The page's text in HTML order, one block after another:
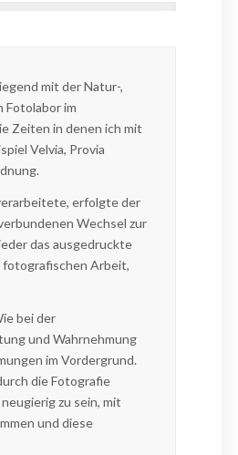
mit der Natur-,
Fotolabor im
Zeiten in denen ich mit
Velvia, Provia
erfolgte der
Wechsel zur
das ausgedruckte
fotografischen Arbeit,
bei der
und Wahrnehmung
im Vordergrund.
die Fotografie
zu sein, mit
und diese